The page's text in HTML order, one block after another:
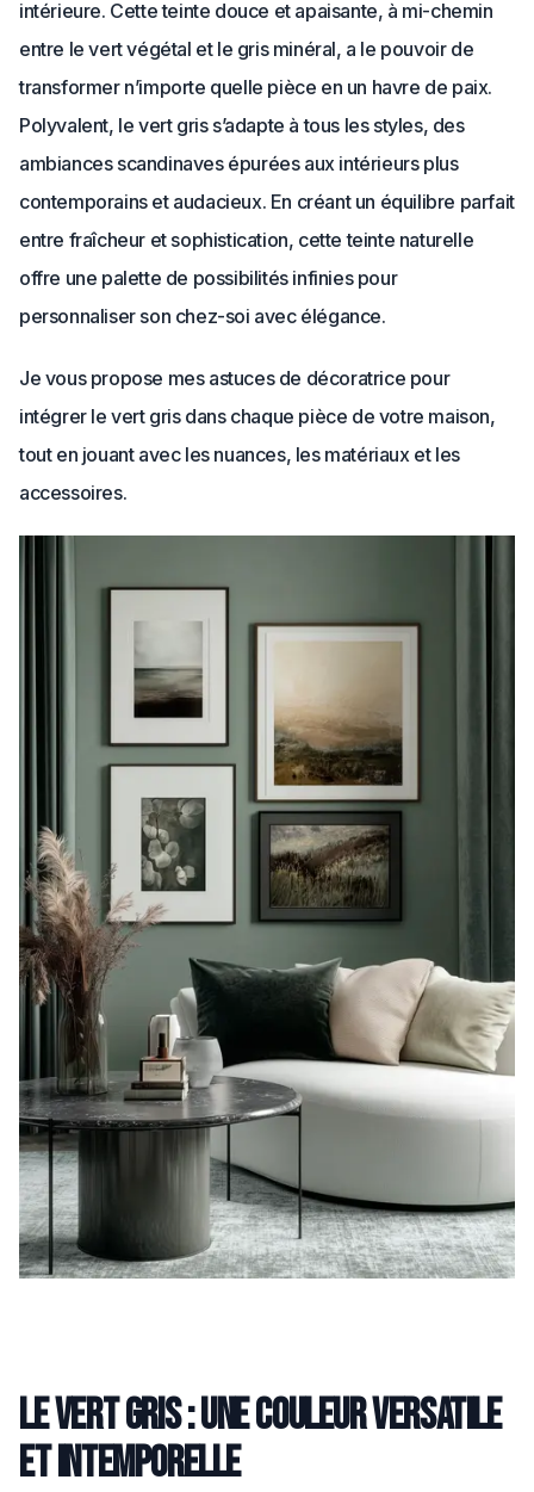
intérieure. Cette teinte douce et apaisante, à mi-chemin
entre le vert végétal et le gris minéral, a le pouvoir de
transformer n’importe quelle pièce en un havre de paix.
Polyvalent, le vert gris s’adapte à tous les styles, des
ambiances scandinaves épurées aux intérieurs plus
contemporains et audacieux. En créant un équilibre parfait
entre fraîcheur et sophistication, cette teinte naturelle
offre une palette de possibilités infinies pour
personnaliser son chez-soi avec élégance.
Je vous propose mes astuces de décoratrice pour
intégrer le vert gris dans chaque pièce de votre maison,
tout en jouant avec les nuances, les matériaux et les
accessoires.
Le vert gris : une couleur versatile
et intemporelle